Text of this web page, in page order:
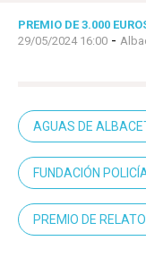
PREMIO DE 3.000
29/05/2024 16:00 -
AGUAS DE
FUNDACIÓN
PREMIO DE